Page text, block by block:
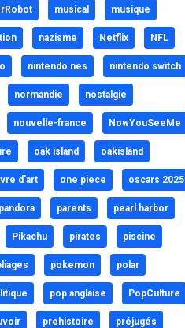
musical musique
nazisme Netflix NFL
nintendo nes nintendo switch
normandie nostalgie
nouvelle-france NowYouSeeMe
oak island oakisland
d'art one piece oscars 2025
pandora parents pearl harbor
Pikachu pirates piscine
pokemon polar
pop anglaise PopCulture
prehistoire préjugés